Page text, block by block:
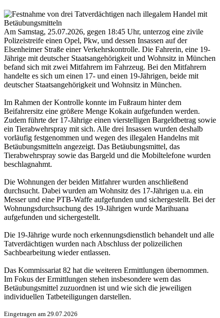
Am Samstag, 25.07.2026, gegen 18:45 Uhr, unterzog eine zivile
Polizeistreife einen Opel, Pkw, und dessen Insassen auf der
Elsenheimer Straße einer Verkehrskontrolle. Die Fahrerin, eine 19-
Jährige mit deutscher Staatsangehörigkeit und Wohnsitz in München
befand sich mit zwei Mitfahrern im Fahrzeug. Bei den Mitfahrern
handelte es sich um einen 17- und einen 19-Jährigen, beide mit
deutscher Staatsangehörigkeit und Wohnsitz in München.
Im Rahmen der Kontrolle konnte im Fußraum hinter dem
Beifahrersitz eine größere Menge Kokain aufgefunden werden.
Zudem führte der 17-Jährige einen vierstelligen Bargeldbetrag sowie
ein Tierabwehrspray mit sich. Alle drei Insassen wurden deshalb
vorläufig festgenommen und wegen des illegalen Handelns mit
Betäubungsmitteln angezeigt. Das Betäubungsmittel, das
Tierabwehrspray sowie das Bargeld und die Mobiltelefone wurden
beschlagnahmt.
Die Wohnungen der beiden Mitfahrer wurden anschließend
durchsucht. Dabei wurden am Wohnsitz des 17-Jährigen u.a. ein
Messer und eine PTB-Waffe aufgefunden und sichergestellt. Bei der
Wohnungsdurchsuchung des 19-Jährigen wurde Marihuana
aufgefunden und sichergestellt.
Die 19-Jährige wurde noch erkennungsdienstlich behandelt und alle
Tatverdächtigen wurden nach Abschluss der polizeilichen
Sachbearbeitung wieder entlassen.
Das Kommissariat 82 hat die weiteren Ermittlungen übernommen.
Im Fokus der Ermittlungen stehen insbesondere wem das
Betäubungsmittel zuzuordnen ist und wie sich die jeweiligen
individuellen Tatbeteiligungen darstellen.
Eingetragen am 29.07.2026